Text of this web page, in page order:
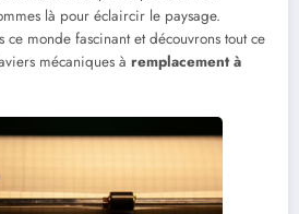
là pour éclaircir le paysage.
ce monde fascinant et découvrons tout ce
mécaniques à remplacement à